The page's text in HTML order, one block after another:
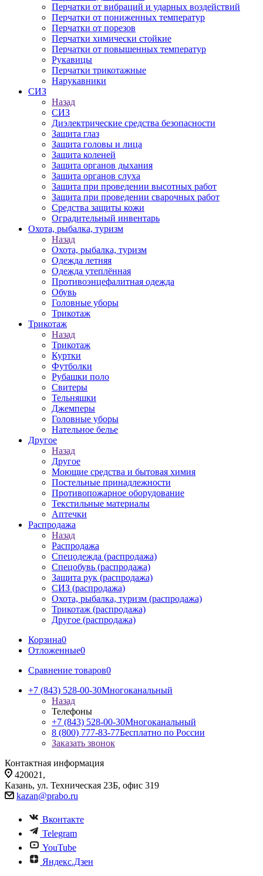
Перчатки от вибраций и ударных воздействий
Перчатки от пониженных температур
Перчатки от порезов
Перчатки химически стойкие
Перчатки от повышенных температур
Рукавицы
Перчатки трикотажные
Нарукавники
СИЗ
Назад
СИЗ
Диэлектрические средства безопасности
Защита глаз
Защита головы и лица
Защита коленей
Защита органов дыхания
Защита органов слуха
Защита при проведении высотных работ
Защита при проведении сварочных работ
Средства защиты кожи
Оградительный инвентарь
Охота, рыбалка, туризм
Назад
Охота, рыбалка, туризм
Одежда летняя
Одежда утеплённая
Противоэнцефалитная одежда
Обувь
Головные уборы
Трикотаж
Трикотаж
Назад
Трикотаж
Куртки
Футболки
Рубашки поло
Свитеры
Тельняшки
Джемперы
Головные уборы
Нательное белье
Другое
Назад
Другое
Моющие средства и бытовая химия
Постельные принадлежности
Противопожарное оборудование
Текстильные материалы
Аптечки
Распродажа
Назад
Распродажа
Спецодежда (распродажа)
Спецобувь (распродажа)
Защита рук (распродажа)
СИЗ (распродажа)
Охота, рыбалка, туризм (распродажа)
Трикотаж (распродажа)
Другое (распродажа)
Корзина0
Отложенные0
Сравнение товаров0
+7 (843) 528-00-30Многоканальный
Назад
Телефоны
+7 (843) 528-00-30Многоканальный
8 (800) 777-83-77Бесплатно по России
Заказать звонок
Контактная информация
420021,
Казань, ул. Техническая 23Б, офис 319
kazan@prabo.ru
Вконтакте
Telegram
YouTube
Яндекс.Дзен